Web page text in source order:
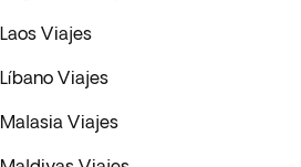
Laos Viajes
Líbano Viajes
Malasia Viajes